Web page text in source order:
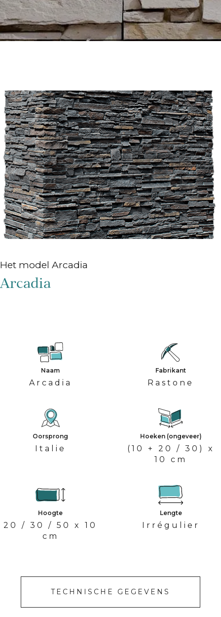
Het model Arcadia
Arcadia
Naam
Arcadia
Fabrikant
Rastone
Oorsprong
Italie
Hoeken (ongeveer)
(10 + 20 / 30) x
10 cm
Hoogte
20 / 30 / 50 x 10
cm
Lengte
Irrégulier
TECHNISCHE GEGEVENS